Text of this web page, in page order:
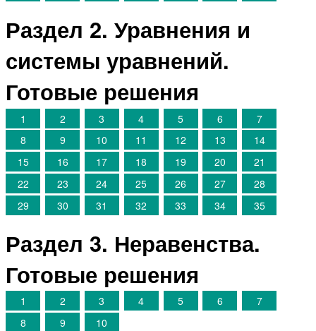
Раздел 2. Уравнения и
системы уравнений.
Готовые решения
1 2 3 4 5 6
7
8
9 10 11 12 13
14
15
16 17 18 19 20
21
22
23 24 25 26 27
28
29
30 31 32 33 34 35
Раздел 3. Неравенства.
Готовые решения
1 2 3 4 5 6
7
8
9 10